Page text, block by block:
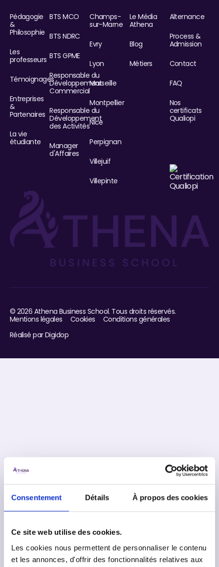
Consentement Détails À propos des cookies
Ce site web utilise des cookies.
Les cookies nous permettent de personnaliser le contenu
et les annonces, d'offrir des fonctionnalités relatives aux
Pédagogie
&
Philosophie
Les
professeurs
Témoignages
Entreprises
&
Partenaires
La vie
étudiante
BTS MCO
BTS NDRC
BTS GPME
Responsable du
Développement
Commercial
Responsable du
Développement
des Activités
Manager
d'Affaires
Champs-
sur-Marne
Evry
Lyon
Marseille
Montpellier
Nice
Perpignan
Villejuif
Villepinte
Le Média
Athena
Blog
Métiers
Alternance
Process &
Admission
Contact
FAQ
Nos
certificats
Qualiopi
© 2026 Athena Business School. Tous droits réservés.
Mentions légales
Cookies
Conditions générales
Réalisé par Digidop